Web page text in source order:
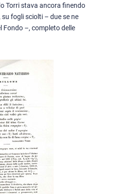
Torri stava ancora finendo
fogli sciolti – due se ne
Fondo –, completo delle